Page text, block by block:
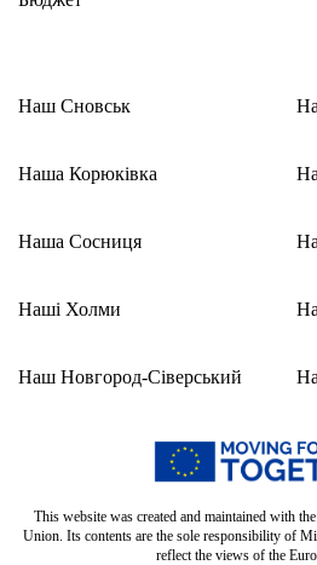
Наш Сновськ
Наша Корюківка
Наша Сосниця
Наші Холми
Наш Новгород-Сіверський
This website was created and maintained with
Union. Its contents are the sole responsibility of
reflect the views of the